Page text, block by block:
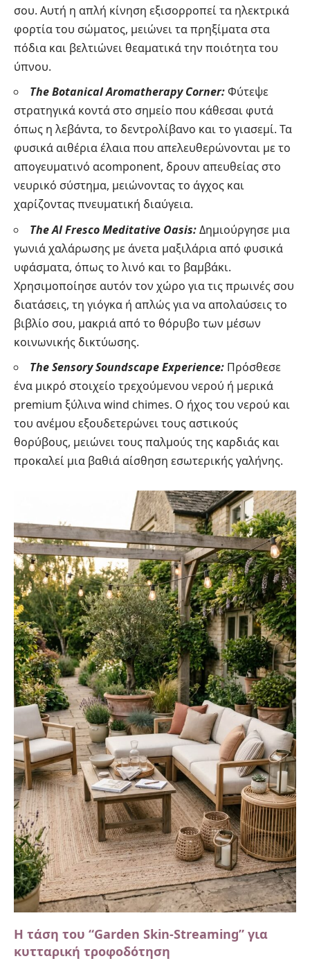
σου. Αυτή η απλή κίνηση εξισορροπεί τα ηλεκτρικά
φορτία του σώματος, μειώνει τα πρηξίματα στα
πόδια και βελτιώνει θεαματικά την ποιότητα του
ύπνου.
The Botanical Aromatherapy Corner:Φύτεψε
στρατηγικά κοντά στο σημείο που κάθεσαι φυτά
όπως η λεβάντα, το δεντρολίβανο και το γιασεμί. Τα
φυσικά αιθέρια έλαια που απελευθερώνονται με το
απογευματινό αcomponent, δρουν απευθείας στο
νευρικό σύστημα, μειώνοντας το άγχος και
χαρίζοντας πνευματική διαύγεια.
The Al Fresco Meditative Oasis:Δημιούργησε μια
γωνιά χαλάρωσης με άνετα μαξιλάρια από φυσικά
υφάσματα, όπως το λινό και το βαμβάκι.
Χρησιμοποίησε αυτόν τον χώρο για τις πρωινές σου
διατάσεις, τη γιόγκα ή απλώς για να απολαύσεις το
βιβλίο σου, μακριά από το θόρυβο των μέσων
κοινωνικής δικτύωσης.
The Sensory Soundscape Experience: Πρόσθεσε
ένα μικρό στοιχείο τρεχούμενου νερού ή μερικά
premium ξύλινα wind chimes. Ο ήχος του νερού και
του ανέμου εξουδετερώνει τους αστικούς
θορύβους, μειώνει τους παλμούς της καρδιάς και
προκαλεί μια βαθιά αίσθηση εσωτερικής γαλήνης.
Η τάση του “Garden Skin-Streaming” για
κυτταρική τροφοδότηση